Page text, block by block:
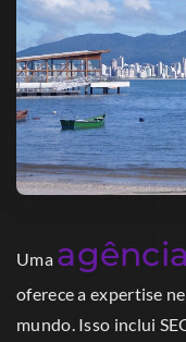
Uma
oferece a expertise
mundo. Isso inclui